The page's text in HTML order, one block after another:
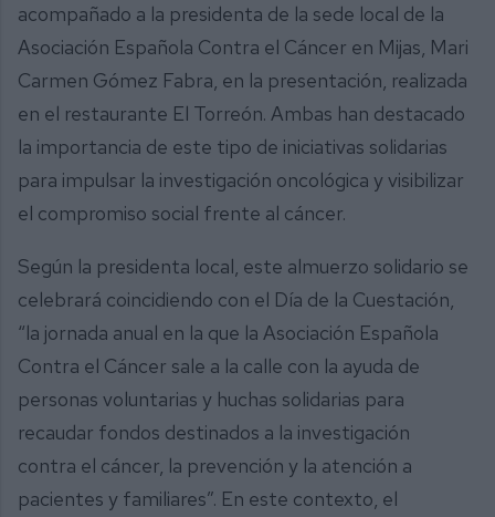
acompañado a la presidenta de la sede local de la
Asociación Española Contra el Cáncer en Mijas, Mari
Carmen Gómez Fabra, en la presentación, realizada
en el restaurante El Torreón. Ambas han destacado
la importancia de este tipo de iniciativas solidarias
para impulsar la investigación oncológica y visibilizar
el compromiso social frente al cáncer.
Según la presidenta local, este almuerzo solidario se
celebrará coincidiendo con el Día de la Cuestación,
“la jornada anual en la que la Asociación Española
Contra el Cáncer sale a la calle con la ayuda de
personas voluntarias y huchas solidarias para
recaudar fondos destinados a la investigación
contra el cáncer, la prevención y la atención a
pacientes y familiares”. En este contexto, el